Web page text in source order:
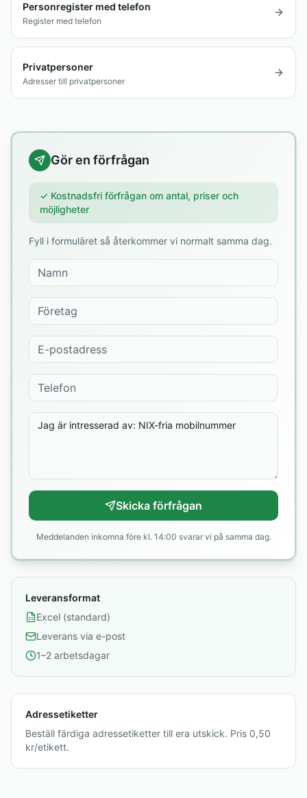
Personregister med telefon
Register med telefon
Privatpersoner
Adresser till privatpersoner
Gör en förfrågan
✓ Kostnadsfri förfrågan om antal, priser och
möjligheter
Fyll i formuläret så återkommer vi normalt samma dag.
Skicka förfrågan
Meddelanden inkomna före kl. 14:00 svarar vi på samma dag.
Leveransformat
Excel (standard)
Leverans via e-post
1–2 arbetsdagar
Adressetiketter
Beställ färdiga adressetiketter till era utskick. Pris 0,50
kr/etikett.